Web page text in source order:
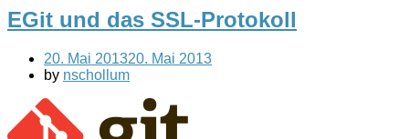
EGit und das SSL-Protokoll
20. Mai 201320. Mai 2013
by nschollum